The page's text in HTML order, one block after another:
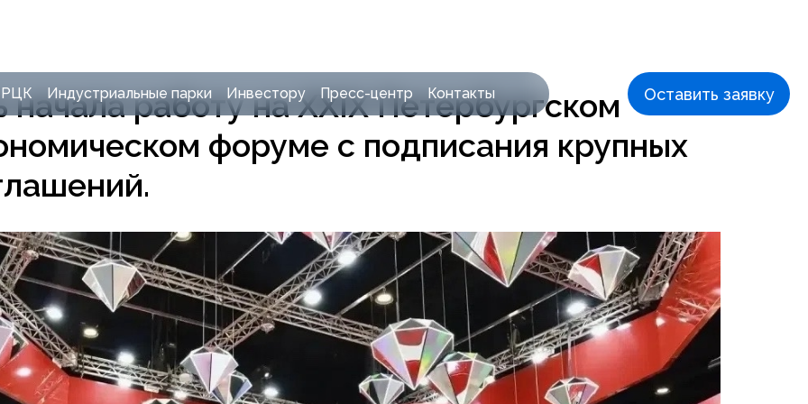
РЦК Индустриальные парки Инвестору Пресс-центр Контакты Оставить заявку
работу на XXIX Петербургском
форуме с подписания крупных